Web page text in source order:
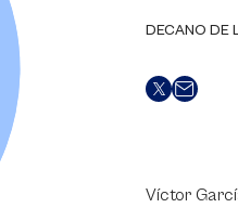
DECANO DE
Víctor